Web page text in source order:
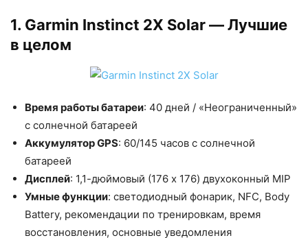
1. Garmin Instinct 2X Solar — Лучшие
в целом
Время работы батареи: 40 дней / «Неограниченный»
с солнечной батареей
Аккумулятор GPS: 60/145 часов с солнечной
батареей
Дисплей: 1,1-дюймовый (176 x 176) двухоконный MIP
Умные функции: светодиодный фонарик, NFC, Body
Battery, рекомендации по тренировкам, время
восстановления, основные уведомления